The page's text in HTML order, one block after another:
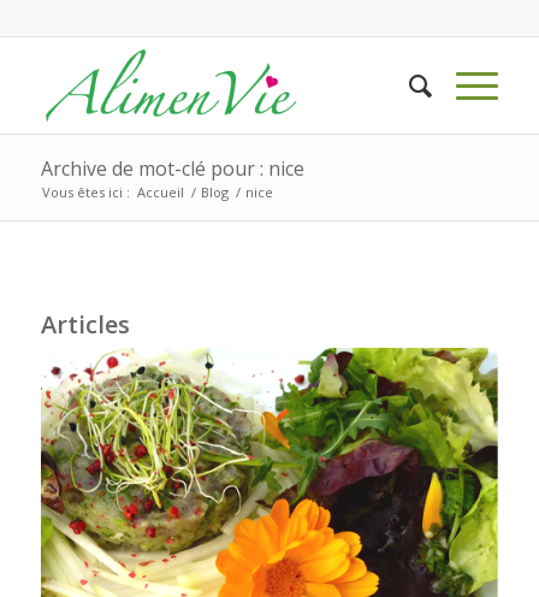
Archive de mot-clé pour : nice
Vous êtes ici : Accueil / Blog / nice
Articles